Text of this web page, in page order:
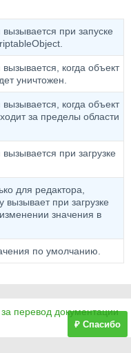
при запуске
когда объект
уничтожен.
когда объект
за пределы области
при загрузке
для редактора,
вызывает при загрузке
значения в
по умолчанию.
перевод документации
₽ Спасибо